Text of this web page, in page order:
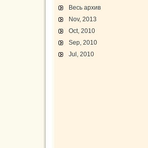
Весь архив
Nov, 2013
Oct, 2010
Sep, 2010
Jul, 2010